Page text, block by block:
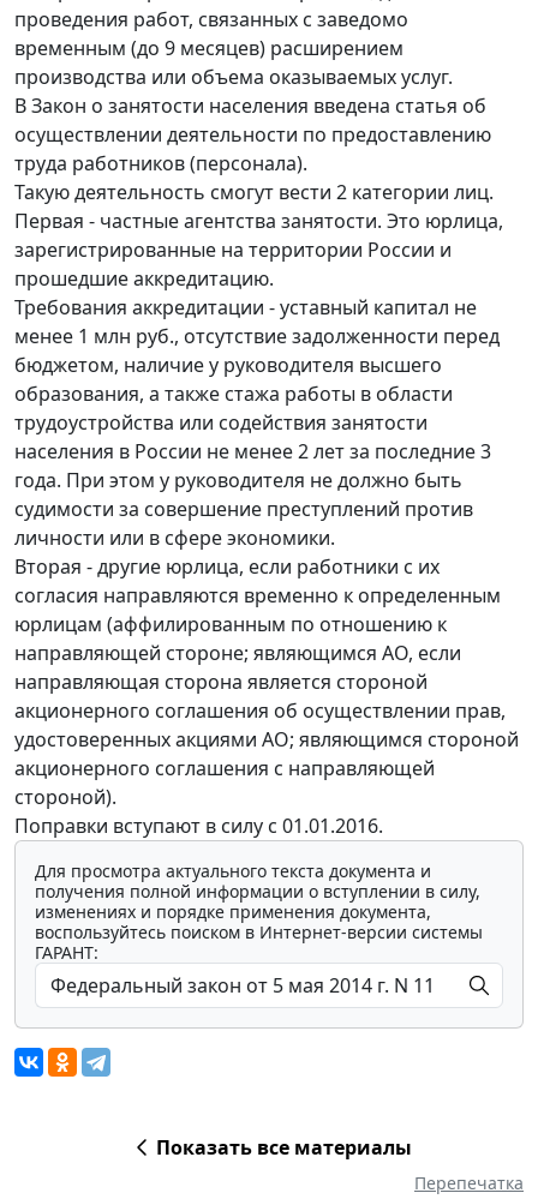
проведения работ, связанных с заведомо
временным (до 9 месяцев) расширением
производства или объема оказываемых услуг.
В Закон о занятости населения введена статья об
осуществлении деятельности по предоставлению
труда работников (персонала).
Такую деятельность смогут вести 2 категории лиц.
Первая - частные агентства занятости. Это юрлица,
зарегистрированные на территории России и
прошедшие аккредитацию.
Требования аккредитации - уставный капитал не
менее 1 млн руб., отсутствие задолженности перед
бюджетом, наличие у руководителя высшего
образования, а также стажа работы в области
трудоустройства или содействия занятости
населения в России не менее 2 лет за последние 3
года. При этом у руководителя не должно быть
судимости за совершение преступлений против
личности или в сфере экономики.
Вторая - другие юрлица, если работники с их
согласия направляются временно к определенным
юрлицам (аффилированным по отношению к
направляющей стороне; являющимся АО, если
направляющая сторона является стороной
акционерного соглашения об осуществлении прав,
удостоверенных акциями АО; являющимся стороной
акционерного соглашения с направляющей
стороной).
Поправки вступают в силу с 01.01.2016.
Для просмотра актуального текста документа и
получения полной информации о вступлении в силу,
изменениях и порядке применения документа,
воспользуйтесь поиском в Интернет-версии системы
ГАРАНТ:
Показать все материалы
Перепечатка